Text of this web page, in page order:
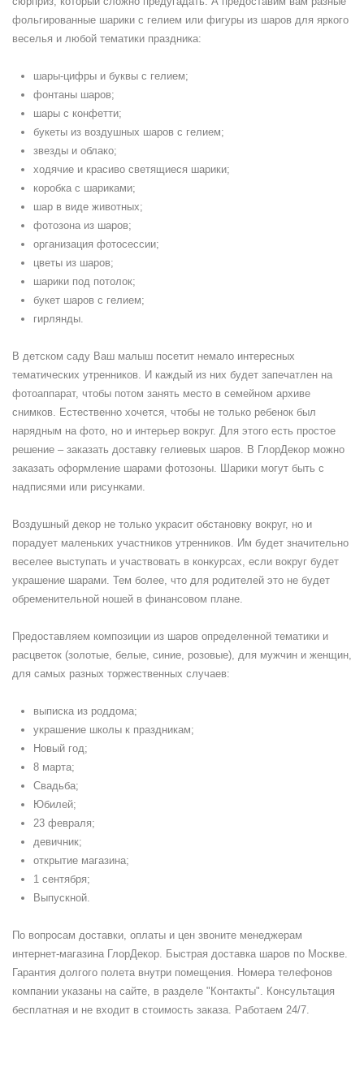
фольгированные шарики с гелием или фигуры из шаров для яркого
веселья и любой тематики праздника:
шары-цифры и буквы с гелием;
фонтаны шаров;
шары с конфетти;
букеты из воздушных шаров с гелием;
звезды и облако;
ходячие и красиво светящиеся шарики;
коробка с шариками;
шар в виде животных;
фотозона из шаров;
организация фотосессии;
цветы из шаров;
шарики под потолок;
букет шаров с гелием;
гирлянды.
В детском саду Ваш малыш посетит немало интересных
тематических утренников. И каждый из них будет запечатлен на
фотоаппарат, чтобы потом занять место в семейном архиве
снимков. Естественно хочется, чтобы не только ребенок был
нарядным на фото, но и интерьер вокруг. Для этого есть простое
решение – заказать доставку гелиевых шаров. В ГлорДекор можно
заказать оформление шарами фотозоны. Шарики могут быть с
надписями или рисунками.
Воздушный декор не только украсит обстановку вокруг, но и
порадует маленьких участников утренников. Им будет значительно
веселее выступать и участвовать в конкурсах, если вокруг будет
украшение шарами. Тем более, что для родителей это не будет
обременительной ношей в финансовом плане.
Предоставляем композиции из шаров определенной тематики и
расцветок (золотые, белые, синие, розовые), для мужчин и женщин,
для самых разных торжественных случаев:
выписка из роддома;
украшение школы к праздникам;
Новый год;
8 марта;
Свадьба;
Юбилей;
23 февраля;
девичник;
открытие магазина;
1 сентября;
Выпускной.
По вопросам доставки, оплаты и цен звоните менеджерам
интернет-магазина ГлорДекор. Быстрая доставка шаров по Москве.
Гарантия долгого полета внутри помещения. Номера телефонов
компании указаны на сайте, в разделе "Контакты". Консультация
бесплатная и не входит в стоимость заказа. Работаем 24/7.